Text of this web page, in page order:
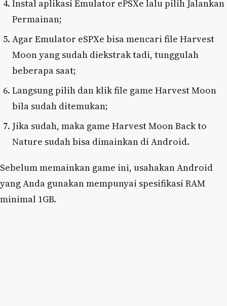
Instal aplikasi Emulator ePSXe lalu pilih Jalankan
Permainan;
Agar Emulator eSPXe bisa mencari file Harvest
Moon yang sudah diekstrak tadi, tunggulah
beberapa saat;
Langsung pilih dan klik file game Harvest Moon
bila sudah ditemukan;
Jika sudah, maka game Harvest Moon Back to
Nature sudah bisa dimainkan di Android.
Sebelum memainkan game ini, usahakan Android
yang Anda gunakan mempunyai spesifikasi RAM
minimal 1GB.